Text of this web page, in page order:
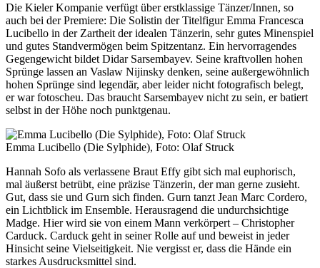
Die Kieler Kompanie verfügt über erstklassige Tänzer/Innen, so
auch bei der Premiere: Die Solistin der Titelfigur Emma Francesca
Lucibello in der Zartheit der idealen Tänzerin, sehr gutes Minenspiel
und gutes Standvermögen beim Spitzentanz. Ein hervorragendes
Gegengewicht bildet Didar Sarsembayev. Seine kraftvollen hohen
Sprünge lassen an Vaslaw Nijinsky denken, seine außergewöhnlich
hohen Sprünge sind legendär, aber leider nicht fotografisch belegt,
er war fotoscheu. Das braucht Sarsembayev nicht zu sein, er batiert
selbst in der Höhe noch punktgenau.
Emma Lucibello (Die Sylphide), Foto: Olaf Struck
Hannah Sofo als verlassene Braut Effy gibt sich mal euphorisch,
mal äußerst betrübt, eine präzise Tänzerin, der man gerne zusieht.
Gut, dass sie und Gurn sich finden. Gurn tanzt Jean Marc Cordero,
ein Lichtblick im Ensemble. Herausragend die undurchsichtige
Madge. Hier wird sie von einem Mann verkörpert – Christopher
Carduck. Carduck geht in seiner Rolle auf und beweist in jeder
Hinsicht seine Vielseitigkeit. Nie vergisst er, dass die Hände ein
starkes Ausdrucksmittel sind.